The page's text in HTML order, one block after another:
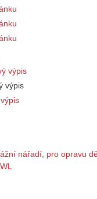
výpis
výpis